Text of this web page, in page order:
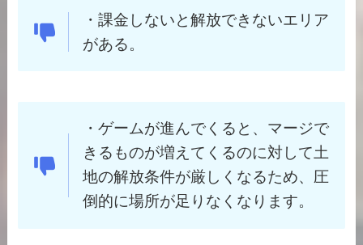
・課金しないと解放できないエリア
がある。
・ゲームが進んでくると、マージで
きるものが増えてくるのに対して土
地の解放条件が厳しくなるため、圧
倒的に場所が足りなくなります。